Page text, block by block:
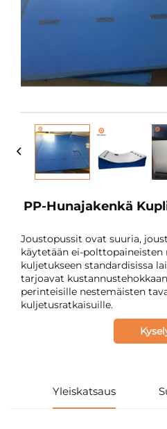
PP-Hunajakenkä
Joustopussit ovat suuria,
käytetään ei-
kuljetukseen standardisissa
tarjoavat
perinteisille nestemäisten
kuljetusratkaisuille.
Yleiskatsaus